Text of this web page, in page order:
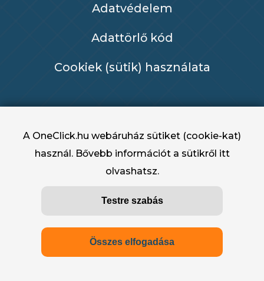
Adatvédelem
Adattörlő kód
Cookiek (sütik) használata
OneClick.hu - OneClick Hungary Kft. 2022 -
A OneClick.hu webáruház sütiket (cookie-kat)
használ. Bővebb információt a sütikről itt
olvashatsz.
Testre szabás
Összes elfogadása